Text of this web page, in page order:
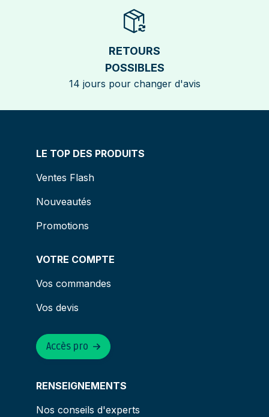
RETOURS
POSSIBLES
14 jours pour changer d'avis
LE TOP DES PRODUITS
Ventes Flash
Nouveautés
Promotions
VOTRE COMPTE
Vos commandes
Vos devis
RENSEIGNEMENTS
Nos conseils d'experts
Accès pro